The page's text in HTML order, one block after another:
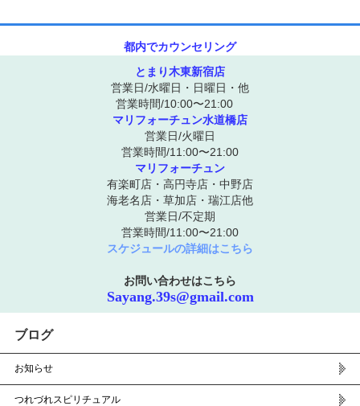
都内でカウンセリング
とまり木東新宿店
営業日/水曜日・日曜日・他
営業時間/10:00〜21:00
マリフォーチュン水道橋店
営業日/火曜日
営業時間/11:00〜21:00
マリフォーチュン
有楽町店・高円寺店・中野店
海老名店・草加店・瑞江店他
営業日/不定期
営業時間/11:00〜21:00
スケジュールの詳細はこちら
お問い合わせはこちら
Sayang.39s@gmail.com
ブログ
お知らせ
つれづれスピリチュアル